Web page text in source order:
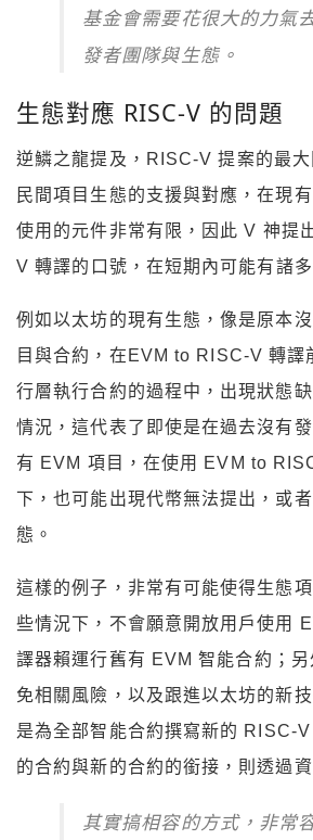
基金會需要花很大的力氣
發者團隊與生態。
生態對應 RISC-V 的問題
逆鱗之龍提及，RISC-V 提案的最
民間項目生態的支援與對應，在現
使用的元件非常有限，因此 V 神提
V 轉譯的口號，在短期內可能有諸多
例如以太坊的現有生態，像是原本
目與合約，在EVM to RISC-V 轉譯
行層執行合約的過程中，出現狀態
情況，這代表了即使是在過去沒有
有 EVM 項目，在使用 EVM to
下，也可能出現代幣無法提出，或
態。
這樣的例子，非常有可能使得生態
些情況下，不會願意開放用戶使用
譯器賴運行舊有 EVM 智能合約；
免相關風險，以及跟進以太坊的新
是為全部智能合約撰寫新的 RISC-
的合約與新的合約的銜接，則透過
其實搞相容的方式，非常